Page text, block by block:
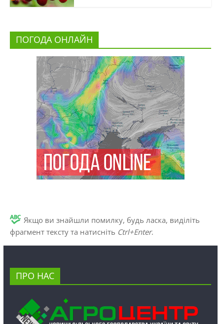
ПОГОДА ОНЛАЙН
Якщо ви знайшли помилку, будь ласка, виділіть
фрагмент тексту та натисніть Ctrl+Enter.
ПРО НАС